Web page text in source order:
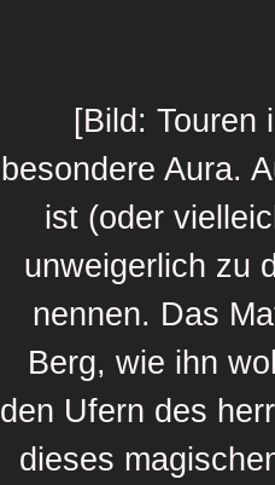
[Bild: Touren
besondere Aura.
ist (oder
unweigerlich zu
nennen. Das
Berg, wie ihn
den Ufern des
dieses